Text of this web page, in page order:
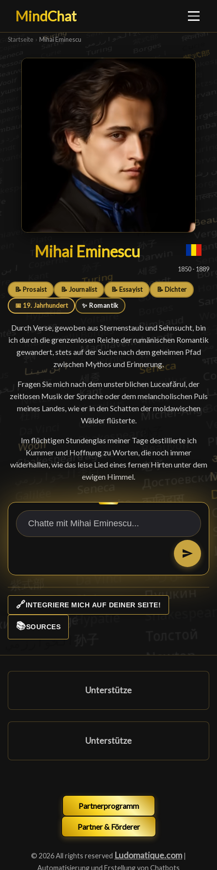
MindChat
Startseite › Mihai Eminescu
Mihai Eminescu
Mihai Eminescu
1850 - 1889
📝 Prosaist 📝 Journalist 📝 Essayist 📝 Dichter
📅 19. Jahrhundert ✨ Romantik
Durch Verse, gewoben aus Sternenstaub und Sehnsucht, bin
ich durch die grenzenlosen Reiche der rumänischen Romantik
gewandert, stets auf der Suche nach dem geheimen Pfad
zwischen Mythos und Erinnerung.
Fragen Sie mich nach dem unsterblichen Luceafărul, der
zeitlosen Musik der Sprache oder dem melancholischen Puls
meines Landes, wie er in den Schatten der moldawischen
Wälder flüsterte.
Im flüchtigen Stundenglas meiner Tage destillierte ich
Kummer und Hoffnung zu Worten, die noch immer
widerhallen, wie das leise Lied eines fernen Hirten unter dem
ewigen Himmel.
🔗INTEGRIERE MICH AUF DEINER SEITE!
📚SOURCES
Unterstütze
Unterstütze
Partnerprogramm
Partner & Förderer
© 2026 All rights reserved Ludomatique.com |
Automatisierung und Erstellung von Chatbots